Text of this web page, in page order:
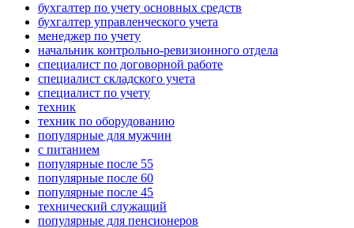
бухгалтер по учету основных средств
бухгалтер управленческого учета
менеджер по учету
начальник контрольно-ревизионного отдела
специалист по договорной работе
специалист складского учета
специалист по учету
техник
техник по оборудованию
популярные для мужчин
с питанием
популярные после 55
популярные после 60
популярные после 45
технический служащий
популярные для пенсионеров